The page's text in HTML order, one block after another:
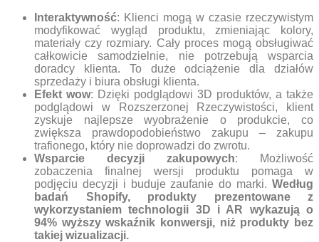
Interaktywność: Klienci mogą w czasie rzeczywistym
modyfikować wygląd produktu, zmieniając kolory,
materiały czy rozmiary. Cały proces mogą obsługiwać
całkowicie samodzielnie, nie potrzebują wsparcia
doradcy klienta. To duże odciążenie dla działów
sprzedaży i biura obsługi klienta.
Efekt wow: Dzięki podglądowi 3D produktów, a także
podglądowi w Rozszerzonej Rzeczywistości, klient
zyskuje najlepsze wyobrażenie o produkcie, co
zwiększa prawdopodobieństwo zakupu – zakupu
trafionego, który nie doprowadzi do zwrotu.
Wsparcie decyzji zakupowych: Możliwość
zobaczenia finalnej wersji produktu pomaga w
podjęciu decyzji i buduje zaufanie do marki. Według
badań Shopify, produkty prezentowane z
wykorzystaniem technologii 3D i AR wykazują o
94% wyższy wskaźnik konwersji, niż produkty bez
takiej wizualizacji.